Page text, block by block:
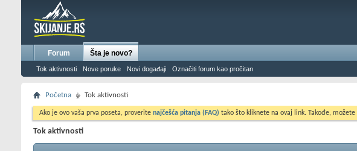
Forum Šta je novo?
Tok aktivnosti Nove poruke Novi događaji Označiti forum kao pročitan
Početna Tok aktivnosti
Ako je ovo vaša prva poseta, proverite najčešća pitanja (FAQ) tako što kliknete na ovaj link. Takođe, možete
Tok aktivnosti